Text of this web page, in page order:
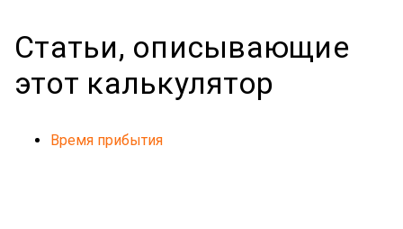
Статьи, описывающие
этот калькулятор
Время прибытия